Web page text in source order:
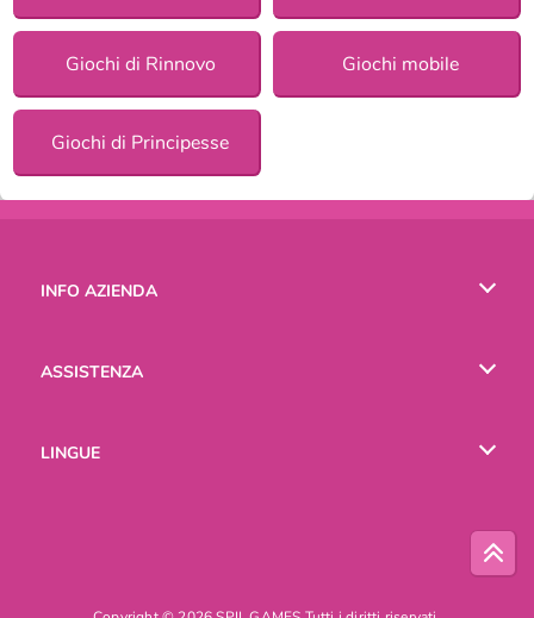
Giochi di Rinnovo Giochi mobile
Giochi di Principesse
INFO AZIENDA
ASSISTENZA
LINGUE